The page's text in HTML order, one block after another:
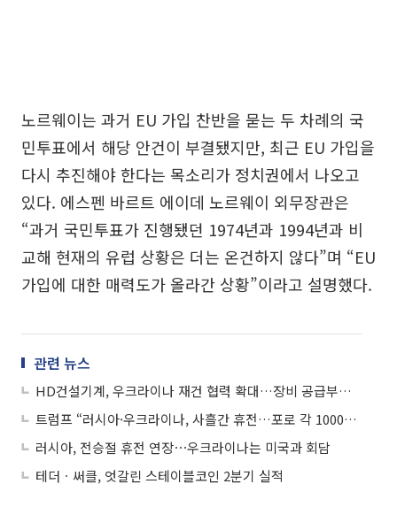
노르웨이는 과거 EU 가입 찬반을 묻는 두 차례의 국
민투표에서 해당 안건이 부결됐지만, 최근 EU 가입을
다시 추진해야 한다는 목소리가 정치권에서 나오고
있다. 에스펜 바르트 에이데 노르웨이 외무장관은
“과거 국민투표가 진행됐던 1974년과 1994년과 비
교해 현재의 유럽 상황은 더는 온건하지 않다”며 “EU
가입에 대한 매력도가 올라간 상황”이라고 설명했다.
관련 뉴스
HD건설기계, 우크라이나 재건 협력 확대…장비 공급부터 인프라 복구까지
트럼프 “러시아·우크라이나, 사흘간 휴전…포로 각 1000명씩 교환 합의”
러시아, 전승절 휴전 연장⋯우크라이나는 미국과 회담
테더ㆍ써클, 엇갈린 스테이블코인 2분기 실적